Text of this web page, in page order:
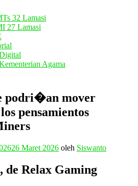
32 Lamasi
27 Lamasi
Agama
podri�an mover
pensamientos
26 Maret 2026 oleh Siswanto
de Relax Gaming